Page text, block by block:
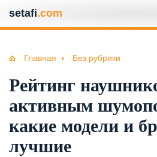
setafi.com
Главная Без рубрики
Рейтинг
активным
какие модели и
лучшие